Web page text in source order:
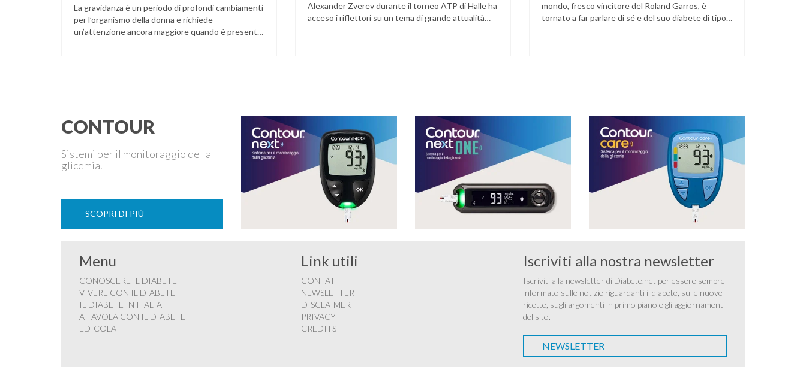
La gravidanza è un periodo di profondi cambiamenti
per l’organismo della donna e richiede
un’attenzione ancora maggiore quando è presente
Alexander Zverev durante il torneo ATP di Halle ha
acceso i riflettori su un tema di grande attualità
mondo, fresco vincitore del Roland Garros, è
tornato a far parlare di sé e del suo diabete di tipo
CONTOUR
Sistemi per il monitoraggio della
glicemia.
SCOPRI DI PIÙ
Menu
CONOSCERE IL DIABETE
VIVERE CON IL DIABETE
IL DIABETE IN ITALIA
A TAVOLA CON IL DIABETE
EDICOLA
Link utili
CONTATTI
NEWSLETTER
DISCLAIMER
PRIVACY
CREDITS
Iscriviti alla nostra newsletter
Iscriviti alla newsletter di Diabete.net per essere sempre
informato sulle notizie riguardanti il diabete, sulle nuove
ricette, sugli argomenti in primo piano e gli aggiornamenti
del sito.
NEWSLETTER